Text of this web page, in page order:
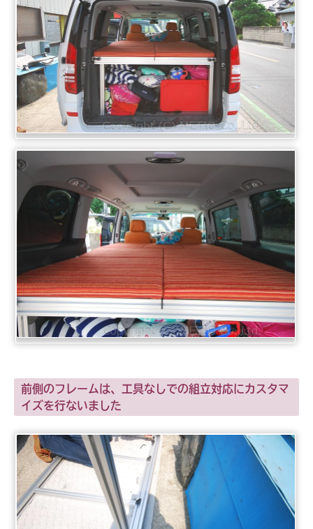
前側のフレームは、工具なしでの組立対応にカスタマ
イズを行ないました